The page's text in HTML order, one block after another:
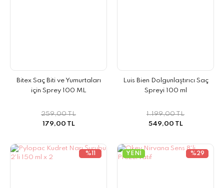
Bitex Saç Biti ve Yumurtaları
için Sprey 100 ML
179,00 TL
259,00 TL
Luis Bien Dolgunlaştırıcı Saç
Spreyi 100 ml
549,00 TL
1.199,00 TL
%11 YENİ %29